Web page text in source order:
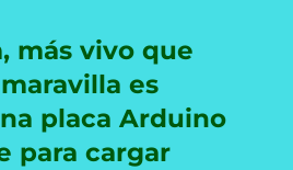
más vivo que
es
placa Arduino
para cargar